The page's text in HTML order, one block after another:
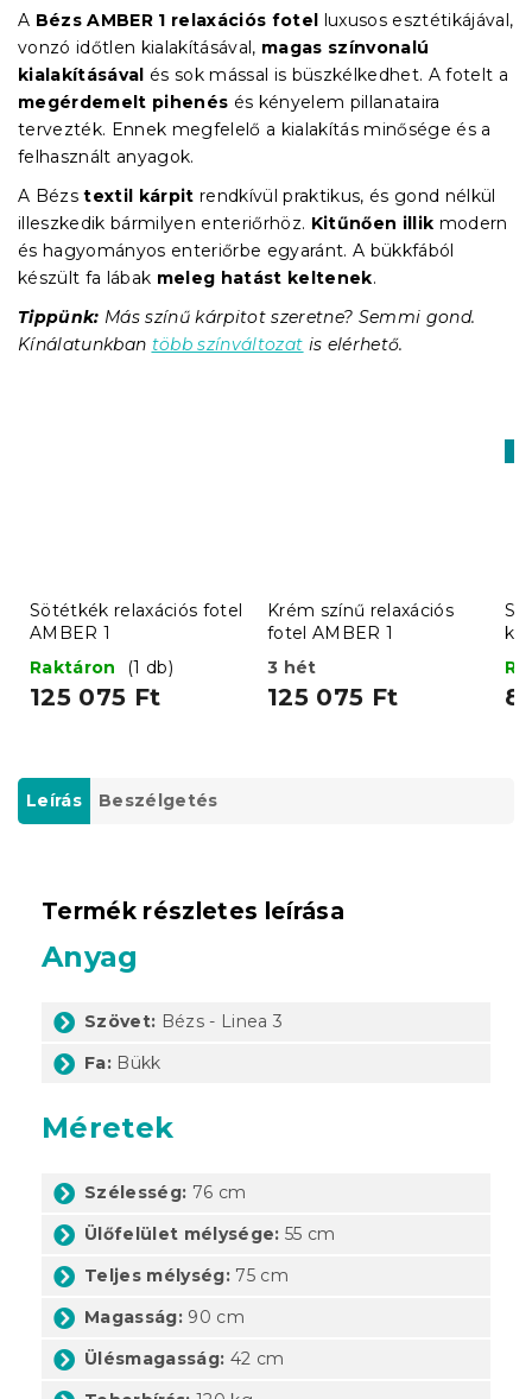
A Bézs AMBER 1 relaxációs fotel luxusos esztétikájával,
vonzó időtlen kialakításával, magas színvonalú
kialakításával és sok mással is büszkélkedhet. A fotelt a
megérdemelt pihenés és kényelem pillanataira
tervezték. Ennek megfelelő a kialakítás minősége és a
felhasznált anyagok.
A Bézs textil kárpit rendkívül praktikus, és gond nélkül
illeszkedik bármilyen enteriőrhöz. Kitűnően illik modern
és hagyományos enteriőrbe egyaránt. A bükkfából
készült fa lábak meleg hatást keltenek.
Tippünk: Más színű kárpitot szeretne? Semmi gond.
Kínálatunkban több színváltozat is elérhető.
Sötétkék relaxációs fotel
AMBER 1
Raktáron
(1 db)
125 075 Ft
Krém színű relaxációs
fotel AMBER 1
3 hét
125 075 Ft
Leírás Beszélgetés
Termék részletes leírása
Anyag
Szövet: Bézs - Linea 3
Fa: Bükk
Méretek
Szélesség: 76 cm
Ülőfelület mélysége: 55 cm
Teljes mélység: 75 cm
Magasság: 90 cm
Ülésmagasság: 42 cm